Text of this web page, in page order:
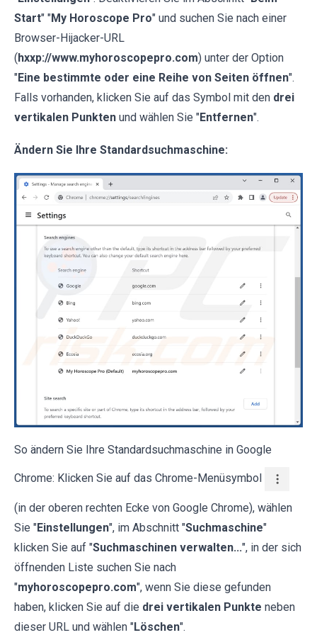
Start" "My Horoscope Pro" und suchen Sie nach einer
Browser-Hijacker-URL
(hxxp://www.myhoroscopepro.com) unter der Option
"Eine bestimmte oder eine Reihe von Seiten öffnen".
Falls vorhanden, klicken Sie auf das Symbol mit den drei
vertikalen Punkten und wählen Sie "Entfernen".
Ändern Sie Ihre Standardsuchmaschine:
So ändern Sie Ihre Standardsuchmaschine in Google
Chrome: Klicken Sie auf das Chrome-Menüsymbol
(in der oberen rechten Ecke von Google Chrome), wählen
Sie "Einstellungen", im Abschnitt "Suchmaschine"
klicken Sie auf "Suchmaschinen verwalten...", in der sich
öffnenden Liste suchen Sie nach
"myhoroscopepro.com", wenn Sie diese gefunden
haben, klicken Sie auf die drei vertikalen Punkte neben
dieser URL und wählen "Löschen".